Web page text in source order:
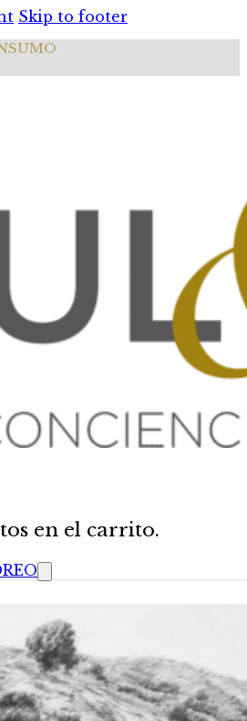
Skip to footer
en el carrito.